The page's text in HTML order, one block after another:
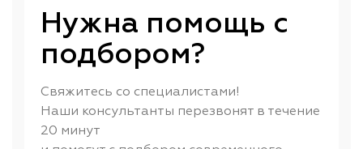
Нужна помощь с
подбором?
Свяжитесь со специалистами!
Наши консультанты перезвонят в течение
20 минут